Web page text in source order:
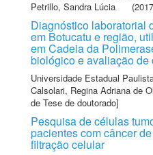
Petrillo, Sandra Lúcia
Diagnóstico laboratorial
em Botucatu e região,
em Cadeia da
biológico e avaliação
Universidade Estadual
Calsolari, Regina Adriana de
de Tese de doutorado]
Pesquisa de células
pacientes com câncer
filtração celular